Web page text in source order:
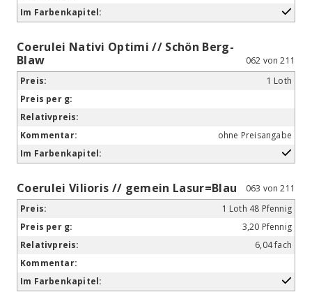
Coerulei Nativi Optimi // Schön Berg-
Blaw
062 von 211
1 Loth
ohne Preisangabe
Coerulei Vilioris // gemein Lasur=Blau
063 von 211
1 Loth 48 Pfennig
3,20 Pfennig
6,04 fach